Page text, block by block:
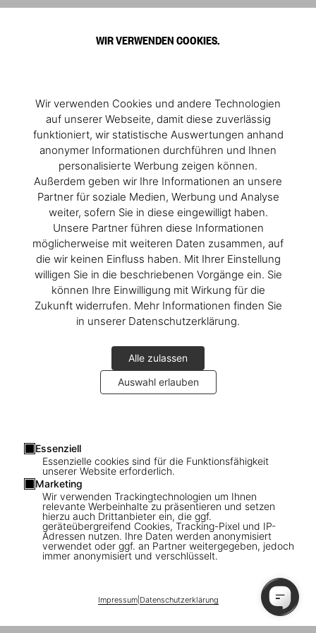
WIR VERWENDEN COOKIES.
Wir verwenden Cookies und andere Technologien
auf unserer Webseite, damit diese zuverlässig
funktioniert, wir statistische Auswertungen anhand
anonymer Informationen durchführen und Ihnen
personalisierte Werbung zeigen können.
Außerdem geben wir Ihre Informationen an unsere
Partner für soziale Medien, Werbung und Analyse
weiter, sofern Sie in diese eingewilligt haben.
Unsere Partner führen diese Informationen
möglicherweise mit weiteren Daten zusammen, auf
die wir keinen Einfluss haben. Mit Ihrer Einstellung
willigen Sie in die beschriebenen Vorgänge ein. Sie
können Ihre Einwilligung mit Wirkung für die
Zukunft widerrufen. Mehr Informationen finden Sie
in unserer Datenschutzerklärung.
Alle zulassen
Auswahl erlauben
Essenziell
Essenzielle cookies sind für die Funktionsfähigkeit
unserer Website erforderlich.
Marketing
Wir verwenden Trackingtechnologien um Ihnen
relevante Werbeinhalte zu präsentieren und setzen
hierzu auch Drittanbieter ein, die ggf.
geräteübergreifend Cookies, Tracking-Pixel und IP-
Adressen nutzen. Ihre Daten werden anonymisiert
verwendet oder ggf. an Partner weitergegeben, jedoch
immer anonymisiert und verschlüsselt.
Impressum| Datenschutzerklärung
Connect
Company
Verbraucherinformationen
Abonnieren Sie unseren Newsletter
2026– TASCHEN GmbH, Hohenzollernring 53, D–50672
Cologne